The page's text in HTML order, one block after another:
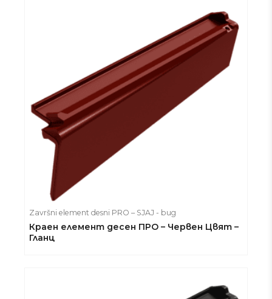
Završni element desni PRO – SJAJ - bug
Краен елемент десен ПРО – Червен Цвят –
Гланц